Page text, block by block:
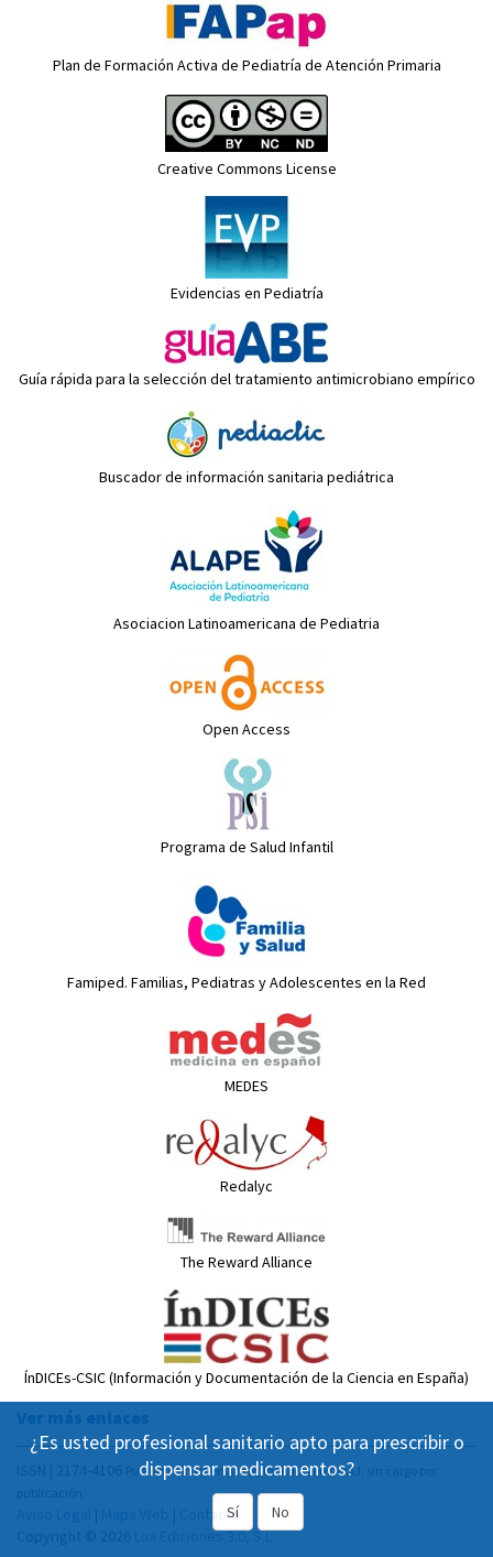
Plan de Formación Activa de Pediatría de Atención Primaria
Creative Commons License
Evidencias en Pediatría
Guía rápida para la selección del tratamiento antimicrobiano empírico
Buscador de información sanitaria pediátrica
Asociacion Latinoamericana de Pediatria
Open Access
Programa de Salud Infantil
Famiped. Familias, Pediatras y Adolescentes en la Red
MEDES
Redalyc
The Reward Alliance
ÍnDICEs-CSIC (Información y Documentación de la Ciencia en España)
Ver más enlaces
¿Es usted profesional sanitario apto para prescribir o
dispensar medicamentos?
Sí No
Publicación Open Acess, incluida en DOAJ, sin cargo por
Contacto
Lua Ediciones 3.0, S.L.